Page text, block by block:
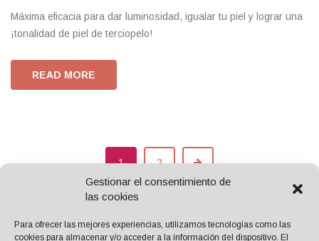
Gestionar el consentimiento de
las cookies
Para ofrecer las mejores experiencias, utilizamos tecnologías como las
cookies para almacenar y/o acceder a la información del dispositivo. El
Máxima eficacia para dar luminosidad, igualar tu piel y lograr una
¡tonalidad de piel de terciopelo!
READ MORE
1 2